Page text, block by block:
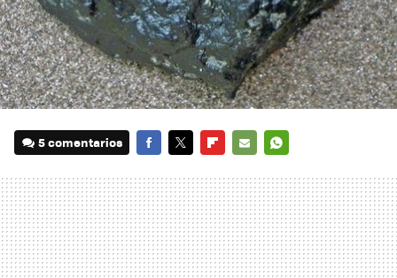
5 comentarios
MAIL